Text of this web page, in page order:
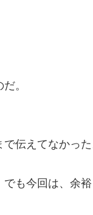
。
伝えてなかった
も今回は、余裕